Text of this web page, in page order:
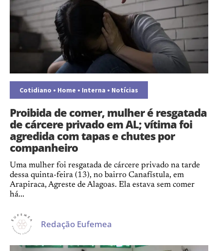
Cotidiano • Home • Interna • Notícias
Proibida de comer, mulher é resgatada
de cárcere privado em AL; vítima foi
agredida com tapas e chutes por
companheiro
Uma mulher foi resgatada de cárcere privado na tarde
dessa quinta-feira (13), no bairro Canafístula, em
Arapiraca, Agreste de Alagoas. Ela estava sem comer
há...
Redação Eufemea